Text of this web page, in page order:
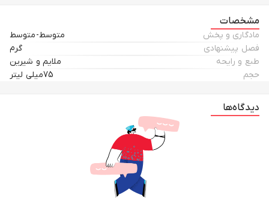
گروه بویایی:
نت‌های اولیه:
نت‌های میانی:
نت‌های پایه:
بطری شفاف و صورتی‌رنگ این عطر با طراحی مورب و ظریف، زیبایی بصری خاصی
دارد که با رایحه لطیف آن هماهنگ است. رایحه ابتدایی با حس شاداب مرکبات
آغاز می‌شود و به‌تدریج به ترکیبی گلی و گرم تبدیل می‌شود که تا پایان همراه
مشخصات
مادگاری و پخش
متوسط-متوسط
فصل پیشنهادی
گرم
طبع و رایحه
ملایم و شیرین
حجم
75میلی لیتر
دیدگاه‌ها